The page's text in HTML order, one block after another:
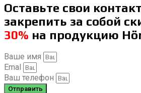
Оставьте свои
закрепить за собой
30% на продукцию
Ваше имя
Emal
Ваш телефон
Отправить